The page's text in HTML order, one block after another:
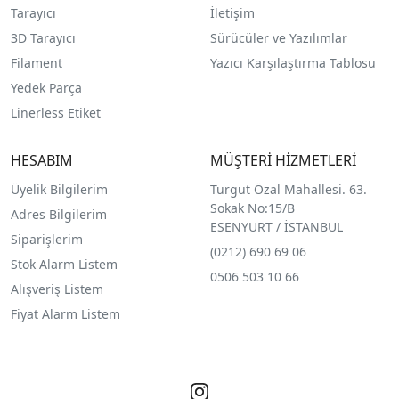
Tarayıcı
3D Tarayıcı
Filament
Yedek Parça
Linerless Etiket
İletişim
Sürücüler ve Yazılımlar
Yazıcı Karşılaştırma Tablosu
HESABIM
Üyelik Bilgilerim
Adres Bilgilerim
Siparişlerim
Stok Alarm Listem
Alışveriş Listem
Fiyat Alarm Listem
MÜŞTERİ HİZMETLERİ
Turgut Özal Mahallesi. 63.
Sokak No:15/B
ESENYURT / İSTANBUL
(0212) 690 69 06
0506 503 10 66